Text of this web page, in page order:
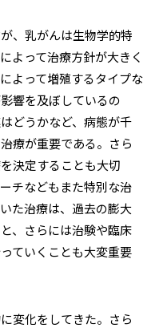
、乳がんは生物学的特
よって治療方針が大きく
よって増殖するタイプな
響を及ぼしているの
どうかなど、病態が千
療が重要である。さら
決定することも大切
チなどもまた特別な治
た治療は、過去の膨大
、さらには治験や臨床
ていくことも大変重要
変化をしてきた。さら